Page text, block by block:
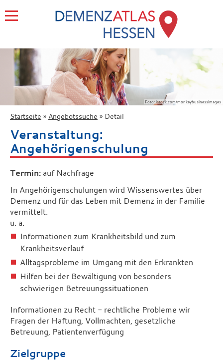
Foto: istock.com/monkeybusinessimages
Startseite Angebotssuche Detail
Veranstaltung:
Angehörigenschulung
Termin: auf Nachfrage
In Angehörigenschulungen wird Wissenswertes über
Demenz und für das Leben mit Demenz in der Familie
vermittelt.
u. a.
Informationen zum Krankheitsbild und zum
Krankheitsverlauf
Alltagsprobleme im Umgang mit den Erkrankten
Hilfen bei der Bewältigung von besonders
schwierigen Betreuungssituationen
Informationen zu Recht - rechtliche Probleme wir
Fragen der Haftung, Vollmachten, gesetzliche
Betreuung, Patientenverfügung
Zielgruppe